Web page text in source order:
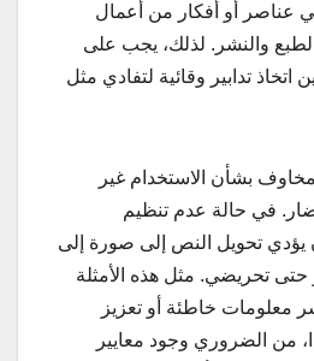
عناصر أو أفكار من أعمال
والنشر. لذلك، يجب على
تدابير وقائية لتفادي مثل
بشأن الاستخدام غير
في حالة عدم تنظيم
يؤدي تحويل النص إلى صورة إلى
حتى تحريضي. مثل هذه الأمثلة
معلومات خاطئة أو تعزيز
من الضروري وجود معايير